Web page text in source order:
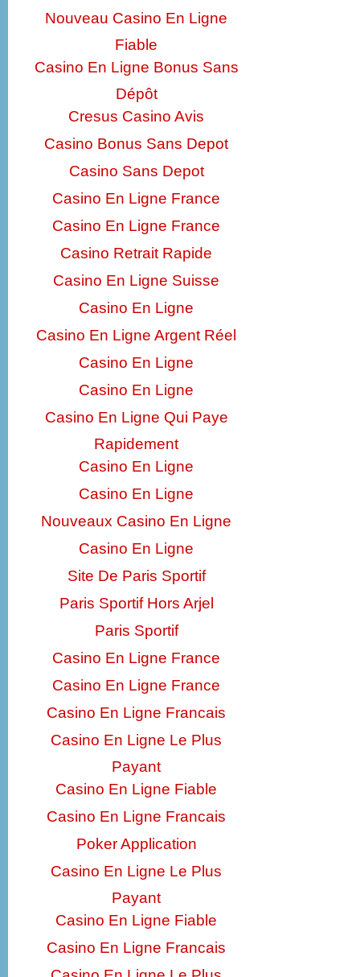
Nouveau Casino En Ligne
Fiable
Casino En Ligne Bonus Sans
Dépôt
Cresus Casino Avis
Casino Bonus Sans Depot
Casino Sans Depot
Casino En Ligne France
Casino En Ligne France
Casino Retrait Rapide
Casino En Ligne Suisse
Casino En Ligne
Casino En Ligne Argent Réel
Casino En Ligne
Casino En Ligne
Casino En Ligne Qui Paye
Rapidement
Casino En Ligne
Casino En Ligne
Nouveaux Casino En Ligne
Casino En Ligne
Site De Paris Sportif
Paris Sportif Hors Arjel
Paris Sportif
Casino En Ligne France
Casino En Ligne France
Casino En Ligne Francais
Casino En Ligne Le Plus
Payant
Casino En Ligne Fiable
Casino En Ligne Francais
Poker Application
Casino En Ligne Le Plus
Payant
Casino En Ligne Fiable
Casino En Ligne Francais